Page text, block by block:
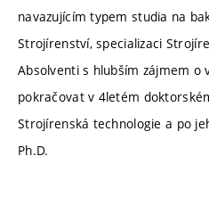
navazujícím typem studia na
Strojírenství, specializaci
Absolventi s hlubším zájmem o
pokračovat v 4letém
Strojírenská technologie a po
Ph.D.